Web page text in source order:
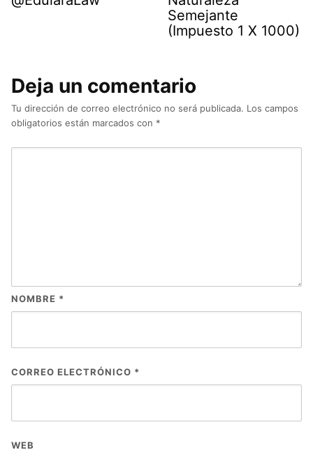
Semejante
(Impuesto 1 X 1000)
Deja un comentario
Tu dirección de correo electrónico no será publicada. Los campos
obligatorios están marcados con *
NOMBRE *
CORREO ELECTRÓNICO *
WEB